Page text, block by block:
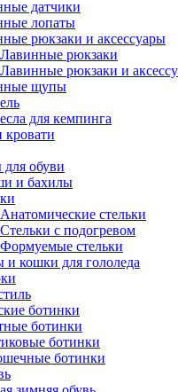
датчики
лопаты
рюкзаки и аксессуары
Лавинные рюкзаки
Лавинные рюкзаки и
щупы
для кемпинга
для обуви
и бахилы
Анатомические стельки
Стельки с подогревом
Формуемые стельки
кошки для гололеда
ботинки
ботинки
ботинки
ботинки